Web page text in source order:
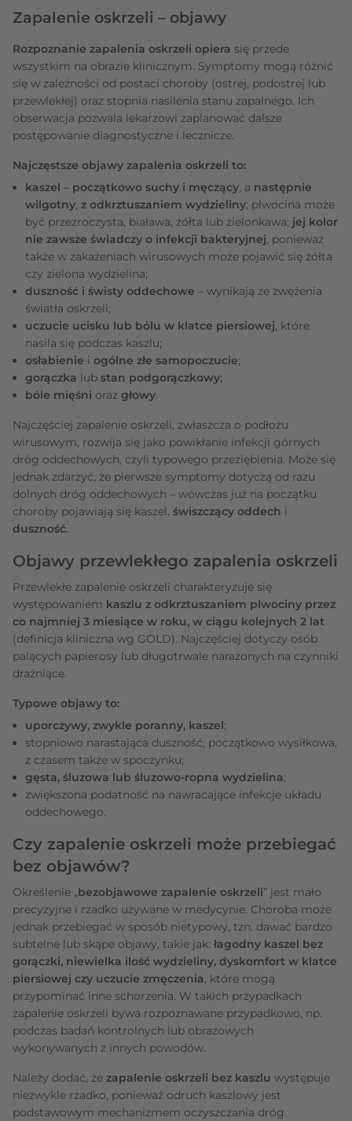
Zapalenie oskrzeli – objawy
Rozpoznanie zapalenia oskrzeli opiera się przede
wszystkim na obrazie klinicznym. Symptomy mogą różnić
się w zależności od postaci choroby (ostrej, podostrej lub
przewlekłej) oraz stopnia nasilenia stanu zapalnego. Ich
obserwacja pozwala lekarzowi zaplanować dalsze
postępowanie diagnostyczne i lecznicze.
Najczęstsze objawy zapalenia oskrzeli to:
kaszel – początkowo suchy i męczący, a następnie
wilgotny, z odkrztuszaniem wydzieliny; plwocina może
być przezroczysta, biaława, żółta lub zielonkawa; jej kolor
nie zawsze świadczy o infekcji bakteryjnej, ponieważ
także w zakażeniach wirusowych może pojawić się żółta
czy zielona wydzielina;
duszność i świsty oddechowe – wynikają ze zwężenia
światła oskrzeli;
uczucie ucisku lub bólu w klatce piersiowej, które
nasila się podczas kaszlu;
osłabienie i ogólne złe samopoczucie;
gorączka lub stan podgorączkowy;
bóle mięśni oraz głowy.
Najczęściej zapalenie oskrzeli, zwłaszcza o podłożu
wirusowym, rozwija się jako powikłanie infekcji górnych
dróg oddechowych, czyli typowego przeziębienia. Może się
jednak zdarzyć, że pierwsze symptomy dotyczą od razu
dolnych dróg oddechowych – wówczas już na początku
choroby pojawiają się kaszel, świszczący oddech i
duszność.
Objawy przewlekłego zapalenia oskrzeli
Przewlekłe zapalenie oskrzeli charakteryzuje się
występowaniem kaszlu z odkrztuszaniem plwociny przez
co najmniej 3 miesiące w roku, w ciągu kolejnych 2 lat
(definicja kliniczna wg GOLD). Najczęściej dotyczy osób
palących papierosy lub długotrwale narażonych na czynniki
drażniące.
Typowe objawy to:
uporczywy, zwykle poranny, kaszel;
stopniowo narastająca duszność, początkowo wysiłkowa,
z czasem także w spoczynku;
gęsta, śluzowa lub śluzowo-ropna wydzielina;
zwiększona podatność na nawracające infekcje układu
oddechowego.
Czy zapalenie oskrzeli może przebiegać
bez objawów?
Określenie „bezobjawowe zapalenie oskrzeli” jest mało
precyzyjne i rzadko używane w medycynie. Choroba może
jednak przebiegać w sposób nietypowy, tzn. dawać bardzo
subtelne lub skąpe objawy, takie jak: łagodny kaszel bez
gorączki, niewielka ilość wydzieliny, dyskomfort w klatce
piersiowej czy uczucie zmęczenia, które mogą
przypominać inne schorzenia. W takich przypadkach
zapalenie oskrzeli bywa rozpoznawane przypadkowo, np.
podczas badań kontrolnych lub obrazowych
wykonywanych z innych powodów.
Należy dodać, że zapalenie oskrzeli bez kaszlu występuje
niezwykle rzadko, ponieważ odruch kaszlowy jest
podstawowym mechanizmem oczyszczania dróg